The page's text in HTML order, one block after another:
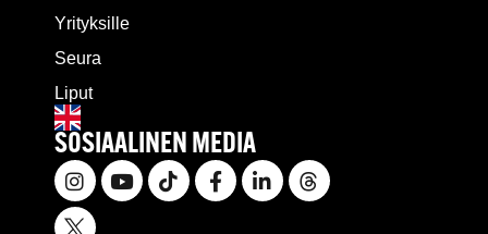
Yrityksille
Seura
Liput
SOSIAALINEN MEDIA